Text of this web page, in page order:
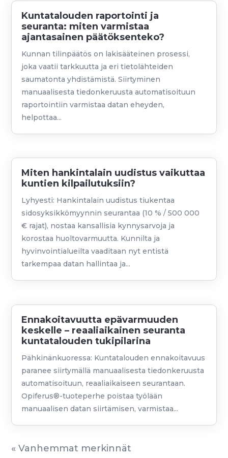
Kuntatalouden raportointi ja
seuranta: miten varmistaa
ajantasainen päätöksenteko?
Kunnan tilinpäätös on lakisääteinen prosessi,
joka vaatii tarkkuutta ja eri tietolähteiden
saumatonta yhdistämistä. Siirtyminen
manuaalisesta tiedonkeruusta automatisoituun
raportointiin varmistaa datan eheyden,
helpottaa...
Miten hankintalain uudistus vaikuttaa
kuntien kilpailutuksiin?
Lyhyesti: Hankintalain uudistus tiukentaa
sidosyksikkömyynnin seurantaa (10 % / 500 000
€ rajat), nostaa kansallisia kynnysarvoja ja
korostaa huoltovarmuutta. Kunnilta ja
hyvinvointialueilta vaaditaan nyt entistä
tarkempaa datan hallintaa ja...
Ennakoitavuutta epävarmuuden
keskelle – reaaliaikainen seuranta
kuntatalouden tukipilarina
Pähkinänkuoressa: Kuntatalouden ennakoitavuus
paranee siirtymällä manuaalisesta tiedonkeruusta
automatisoituun, reaaliaikaiseen seurantaan.
Opiferus®-tuoteperhe poistaa työlään
manuaalisen datan siirtämisen, varmistaa...
« Vanhemmat merkinnät